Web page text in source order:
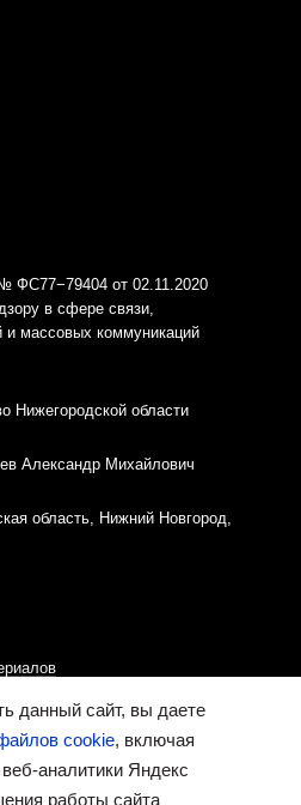
ФС77−79404 от 02.11.2020
в сфере связи,
и массовых коммуникаций
Нижегородской области
Александр Михайлович
область, Нижний Новгород,
«cookies»-файлов
16+
данный сайт, вы даете
cookie, включая
аналитики Яндекс
работы сайта